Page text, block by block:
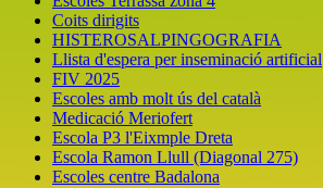
Coits dirigits
HISTEROSALPINGOGRAFIA
Llista d'espera per inseminació artificial
FIV 2025
Escoles amb molt ús del català
Medicació Meriofert
Escola P3 l'Eixmple Dreta
Escola Ramon Llull (Diagonal 275)
Escoles centre Badalona